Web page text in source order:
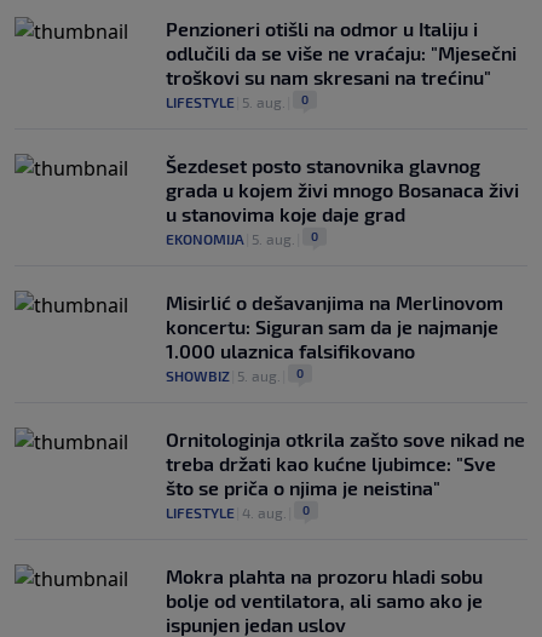
Penzioneri otišli na odmor u Italiju i
odlučili da se više ne vraćaju: "Mjesečni
troškovi su nam skresani na trećinu"
LIFESTYLE 5. aug. 0
Šezdeset posto stanovnika glavnog
grada u kojem živi mnogo Bosanaca živi
u stanovima koje daje grad
EKONOMIJA 5. aug. 0
Misirlić o dešavanjima na Merlinovom
koncertu: Siguran sam da je najmanje
1.000 ulaznica falsifikovano
SHOWBIZ 5. aug. 0
Ornitologinja otkrila zašto sove nikad ne
treba držati kao kućne ljubimce: "Sve
što se priča o njima je neistina"
LIFESTYLE 4. aug. 0
Mokra plahta na prozoru hladi sobu
bolje od ventilatora, ali samo ako je
ispunjen jedan uslov